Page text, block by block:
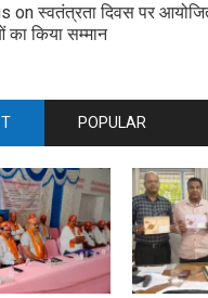
onस्वतंत्रता दिवस पर
का किया सम्मान
POPULAR